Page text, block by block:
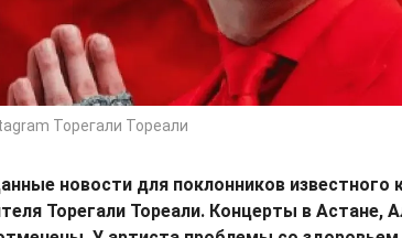
Торегали Тореали
новости для поклонников известного
Торегали Тореали. Концерты в